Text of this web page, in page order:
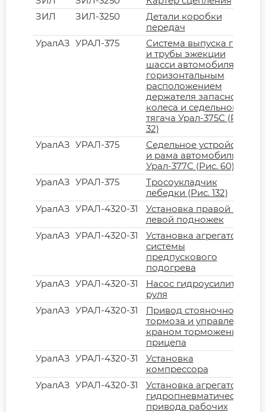
ЗИЛ
ЗИЛ-3250
Детали коробки
передач
УралАЗ УРАЛ-375
Система выпуска газов
и трубы эжекции
шасси автомобиля с
горизонтальным
расположением
держателя запасного
колеса и седельного
тягача Урал-375С (Рис.
32)
УралАЗ УРАЛ-375
Седельное устройство
и рама автомобиля
Урал-377С (Рис. 60)
УралАЗ УРАЛ-375
Тросоукладчик
лебедки (Рис. 132)
УралАЗ УРАЛ-4320-31
Установка правой и
левой подножек
УралАЗ УРАЛ-4320-31
Установка агрегатов
системы
предпускового
подогрева
УралАЗ УРАЛ-4320-31
Насос гидроусилителя
руля
УралАЗ УРАЛ-4320-31
Привод стояночного
тормоза и управление
краном торможения
прицепа
УралАЗ УРАЛ-4320-31
Установка
компрессора
УралАЗ УРАЛ-4320-31
Установка агрегатов
гидропневматического
привода рабочих